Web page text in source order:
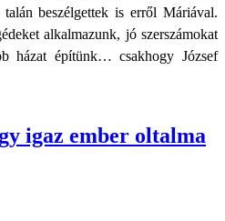
beszélgettek is erről Máriával.
alkalmazunk, jó szerszámokat
házat építünk… csakhogy József
igaz ember oltalma